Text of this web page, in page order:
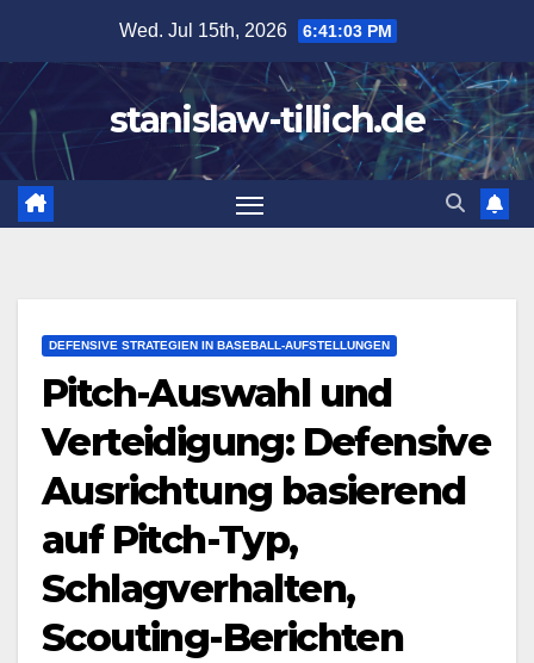
content
Wed. Jul 15th, 2026 6:41:05 PM
stanislaw-tillich.de
DEFENSIVE STRATEGIEN IN BASEBALL-AUFSTELLUNGEN
Pitch-Auswahl und
Verteidigung: Defensive
Ausrichtung basierend
auf Pitch-Typ,
Schlagverhalten,
Scouting-Berichten